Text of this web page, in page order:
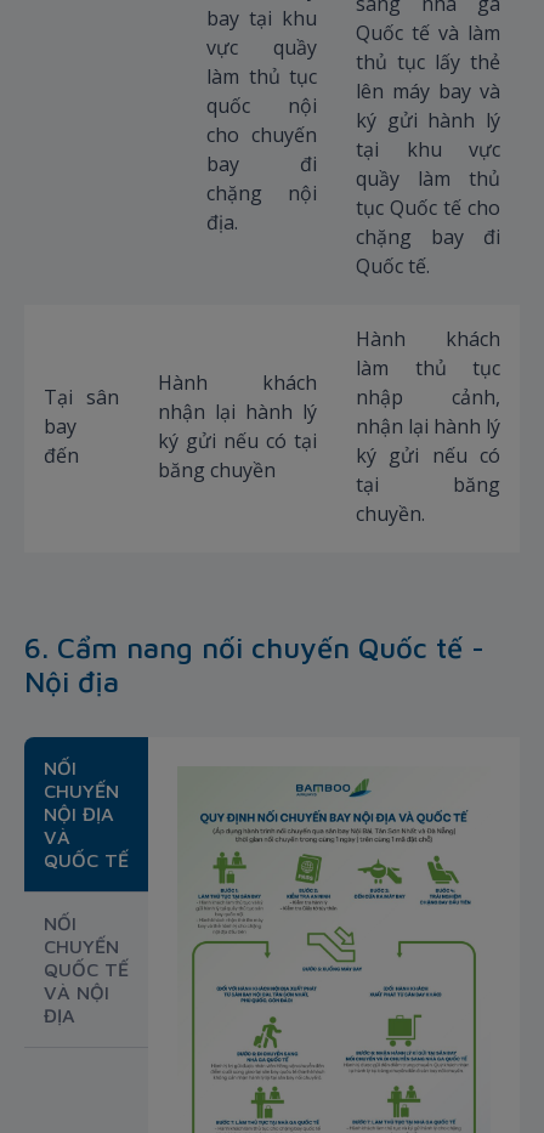
bay tại khu
vực quầy
làm thủ tục
quốc nội
cho chuyến
bay đi
chặng nội
địa.
Quốc tế và làm
thủ tục lấy thẻ
lên máy bay và
ký gửi hành lý
tại khu vực
quầy làm thủ
tục Quốc tế cho
chặng bay đi
Quốc tế.
Tại sân
bay
đến
Hành khách
nhận lại hành lý
ký gửi nếu có tại
băng chuyền
Hành khách
làm thủ tục
nhập cảnh,
nhận lại hành lý
ký gửi nếu có
tại băng
chuyền.
6. Cẩm nang nối chuyến Quốc tế -
Nội địa
NỐI
CHUYẾN
NỘI ĐỊA
VÀ
QUỐC TẾ
NỐI
CHUYẾN
QUỐC TẾ
VÀ NỘI
ĐỊA